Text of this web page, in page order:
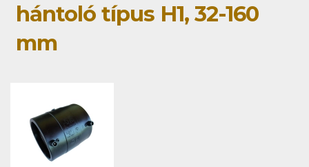
hántoló típus H1, 32-160
mm